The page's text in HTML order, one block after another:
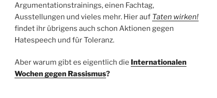
Argumentationstrainings, einen Fachtag,
Ausstellungen und vieles mehr. Hier auf Taten wirken!
findet ihr übrigens auch schon Aktionen gegen
Hatespeech und für Toleranz.
Aber warum gibt es eigentlich die Internationalen
Wochen gegen Rassismus?